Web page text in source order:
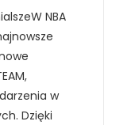
NBA
w
Dzięki